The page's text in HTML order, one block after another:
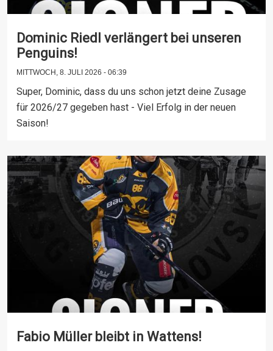
Dominic Riedl verlängert bei unseren
Penguins!
MITTWOCH, 8. JULI 2026 - 06:39
Super, Dominic, dass du uns schon jetzt deine Zusage
für 2026/27 gegeben hast - Viel Erfolg in der neuen
Saison!
Fabio Müller bleibt in Wattens!